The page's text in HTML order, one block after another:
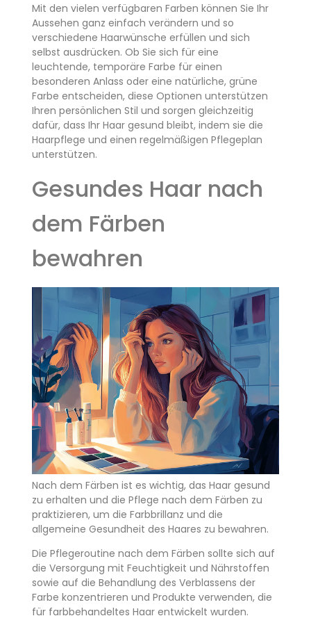
Mit den vielen verfügbaren Farben können Sie Ihr
Aussehen ganz einfach verändern und so
verschiedene Haarwünsche erfüllen und sich
selbst ausdrücken. Ob Sie sich für eine
leuchtende, temporäre Farbe für einen
besonderen Anlass oder eine natürliche, grüne
Farbe entscheiden, diese Optionen unterstützen
Ihren persönlichen Stil und sorgen gleichzeitig
dafür, dass Ihr Haar gesund bleibt, indem sie die
Haarpflege und einen regelmäßigen Pflegeplan
unterstützen.
Gesundes Haar nach
dem Färben
bewahren
Nach dem Färben ist es wichtig, das Haar gesund
zu erhalten und die Pflege nach dem Färben zu
praktizieren, um die Farbbrillanz und die
allgemeine Gesundheit des Haares zu bewahren.
Die Pflegeroutine nach dem Färben sollte sich auf
die Versorgung mit Feuchtigkeit und Nährstoffen
sowie auf die Behandlung des Verblassens der
Farbe konzentrieren und Produkte verwenden, die
für farbbehandeltes Haar entwickelt wurden.